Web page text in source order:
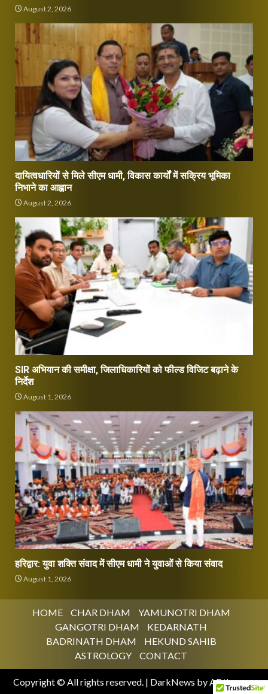
August 2, 2026
दायित्वधारियों से मिले सीएम धामी, विकास कार्यों में सक्रिय भूमिका
निभाने का आह्वान
August 2, 2026
SIR अभियान की समीक्षा, जिलाधिकारियों को फील्ड विजिट बढ़ाने के
निर्देश
August 1, 2026
हरिद्वार: युवा शक्ति संवाद में सीएम धामी ने युवाओं से किया संवाद
August 1, 2026
HOME CHAR DHAM
YAMUNOTRI DHAM
GANGOTRI DHAM
KEDARNATH
BADRINATH DHAM
HEKUND SAHIB
ASTROLOGY
CONTACT
Copyright © All rights reserved. | DarkNews by AF themes.